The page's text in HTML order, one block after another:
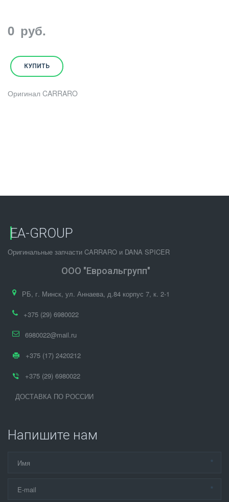
0 руб.
КУПИТЬ
Оригинал CARRARO
EA-GROUP
Оригинальные запчасти CARRARO и DANA SPICER
ООО "Евроальгрупп"
РБ, г. Минск, ул. Аннаева, д.84 корпус 7, к. 2-1
+375 (29) 6980022
6980022@mail.ru
+375 (17) 2420212
+375 (29) 6980022
ДОСТАВКА ПО РОССИИ
Напишите нам
*
*